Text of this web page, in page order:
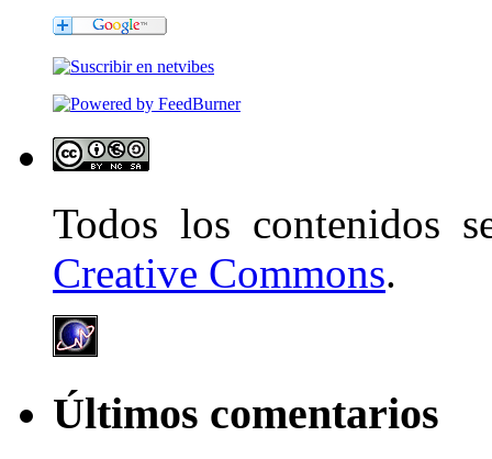
Todos los contenidos
Creative Commons.
Últimos comentarios